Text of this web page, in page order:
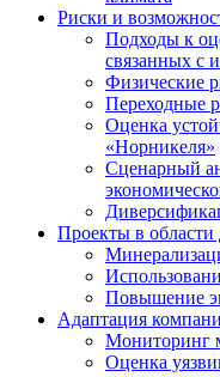
Риски и
Подходы к
связанных с
Физические
Переходные
Оценка
«Норникеля»
Сценарный
Проекты в области
Повышение
Адаптация
Мониторинг
Оценка